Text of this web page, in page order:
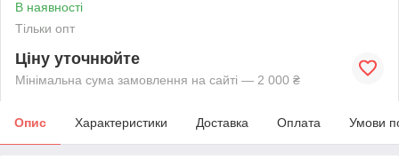
В наявності
Тільки опт
Ціну уточнюйте
Мінімальна сума замовлення на сайті — 2 000 ₴
Опис Характеристики Доставка Оплата Умови